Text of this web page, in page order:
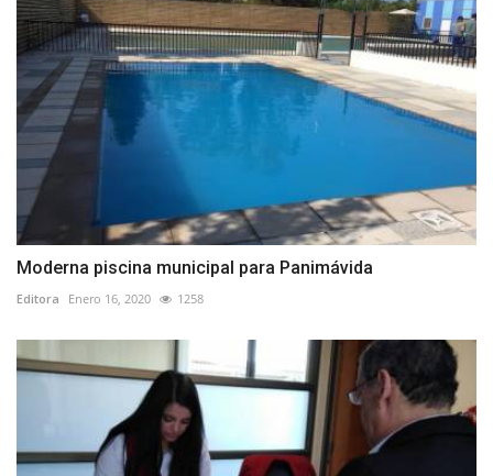
Moderna piscina municipal para Panimávida
Editora Enero 16, 2020 1258